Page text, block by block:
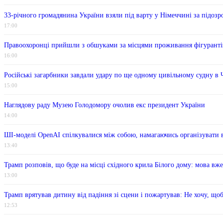
33-річного громадянина України взяли під варту у Німеччині за
17:00
Правоохоронці прийшли з обшуками за місцями проживання
16:00
Російські загарбники завдали удару по ще одному цивільному судну в
15:00
Наглядову раду Музею Голодомору очолив екс президент України
14:00
ШІ-моделі OpenAI спілкувалися між собою, намагаючись організувати
13:40
Трамп розповів, що буде на місці східного крила Білого дому: мова
13:00
Трамп врятував дитину від падіння зі сцени і пожартував: Не хочу,
12:53